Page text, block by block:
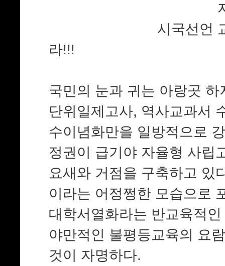
자율형사립고
시국선언 교사에
라!!!
국민의 눈과 귀는 아랑곳
단위일제고사, 역사교과서
수이념화만을 일방적으로
정권이 급기야 자율형 사립
요새와 거점을 구축하고 있
이라는 어정쩡한 모습으로
대학서열화라는 반교육적
야만적인 불평등교육의 요
것이 자명하다.